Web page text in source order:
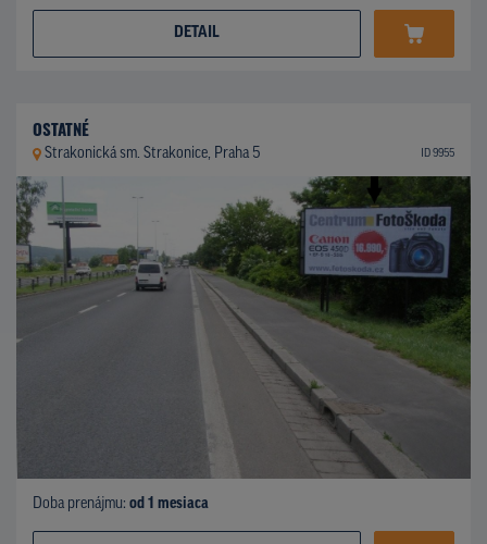
DETAIL
OSTATNÉ
Strakonická sm. Strakonice, Praha 5 ID 9955
Doba prenájmu: od 1 mesiaca